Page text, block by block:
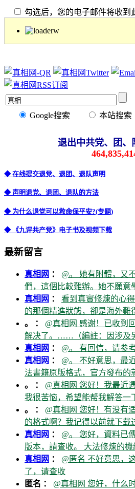
勾选后，您的电子邮件将收到
Google搜索 本站搜索
退出中共党、团、
◆ 在线提交退党、退团、退队声明
◆ 声明退党、退团、退队的方法
◆ 为什么退党可以救命保平安?(专题)
◆ 《九评共产党》电子书及视频下载
最新留言
真相网 ： @。 她有附體，又
們，這個比較難辦。她不願意
真相网 ： 看到真實修煉的心
的那個精進狀態，卻是海外難
。 ： @真相网 感谢！已收到
解决了。……（編註：因涉及
真相网 ： @。 有回信，请参
真相网 ： @。 不好意思，最
法書籍原版格式，官方發布的
。 ： @真相网 您好！我最近
我很苦恼，希望能帮我解答一
。 ： @真相网 您好！有没有
的格式啊？我记得以前就下载
真相网 ： @。 您好，資料已
版本，請查收。 大法修煉的機
真相网 ： @匿名 不好意思，
了，请查收
匿名 ： @真相网 您好，什么